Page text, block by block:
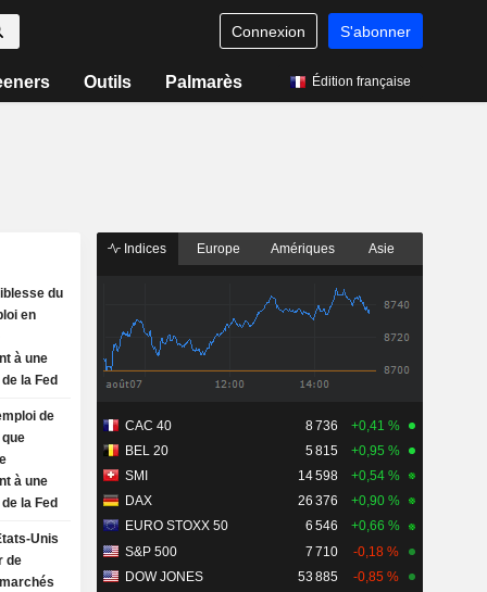
Connexion S'abonner
Outils Palmarès Édition française
du
en
à une
la Fed
de
à une
la Fed
Unis
de
Indices Europe Amériques Asie
CAC 40 8 736
+0,41 %
BEL 20
5 815
+0,95 %
SMI
14 598
+0,54 %
DAX
26 376
+0,90 %
EURO STOXX 50
6 546
+0,66 %
S&P 500
7 710
-0,18 %
DOW JONES
53 885
-0,85 %